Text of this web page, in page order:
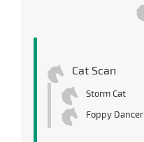
Cat Scan
Storm Cat
Foppy Dancer